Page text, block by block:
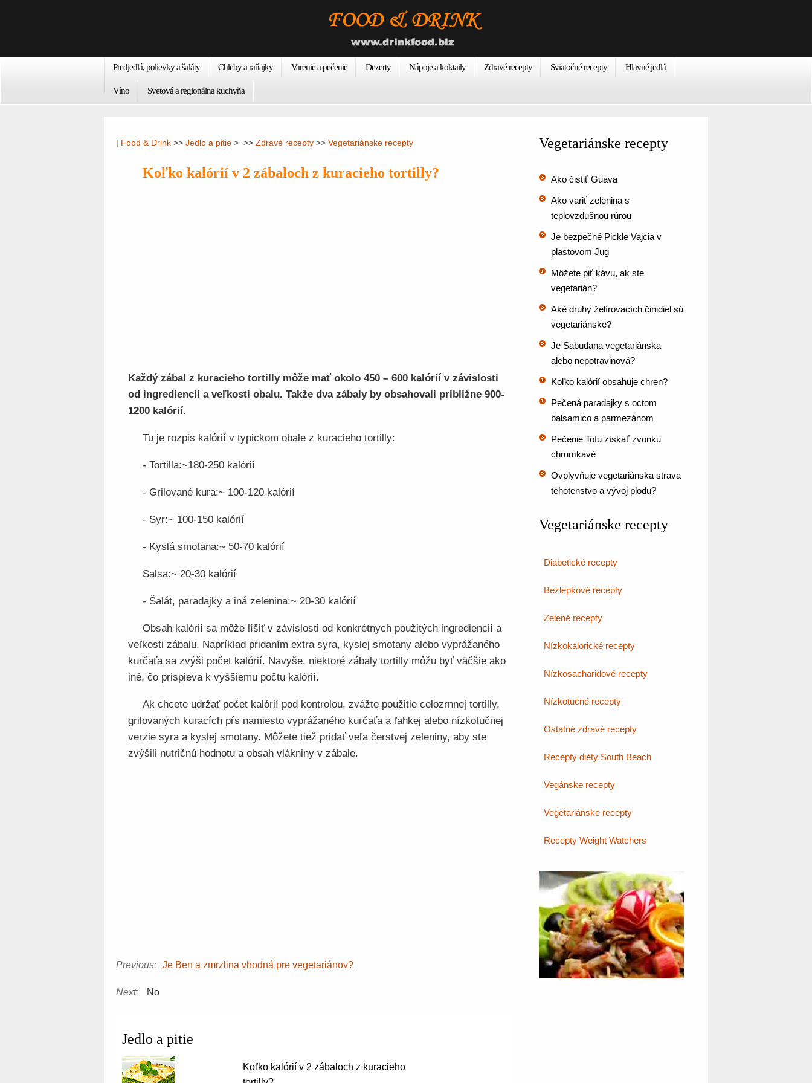
Predjedlá, polievky a šaláty Chleby a raňajky Varenie a pečenie Dezerty Nápoje a koktaily Zdravé recepty Sviatočné recepty Hlavné jedlá
Víno Svetová a regionálna kuchyňa
| Food & Drink >> Jedlo a pitie > >> Zdravé recepty >> Vegetariánske recepty
Koľko kalórií v 2 zábaloch z kuracieho tortilly?
Každý zábal z kuracieho tortilly môže mať okolo 450 – 600 kalórií v závislosti
od ingrediencií a veľkosti obalu. Takže dva zábaly by obsahovali približne 900-
1200 kalórií.
Tu je rozpis kalórií v typickom obale z kuracieho tortilly:
- Tortilla:~180-250 kalórií
- Grilované kura:~ 100-120 kalórií
- Syr:~ 100-150 kalórií
- Kyslá smotana:~ 50-70 kalórií
Salsa:~ 20-30 kalórií
- Šalát, paradajky a iná zelenina:~ 20-30 kalórií
Obsah kalórií sa môže líšiť v závislosti od konkrétnych použitých ingrediencií a
veľkosti zábalu. Napríklad pridaním extra syra, kyslej smotany alebo vyprážaného
kurčaťa sa zvýši počet kalórií. Navyše, niektoré zábaly tortilly môžu byť väčšie ako
iné, čo prispieva k vyššiemu počtu kalórií.
Ak chcete udržať počet kalórií pod kontrolou, zvážte použitie celozrnnej tortilly,
grilovaných kuracích pŕs namiesto vyprážaného kurčaťa a ľahkej alebo nízkotučnej
verzie syra a kyslej smotany. Môžete tiež pridať veľa čerstvej zeleniny, aby ste
zvýšili nutričnú hodnotu a obsah vlákniny v zábale.
Previous: Je Ben a zmrzlina vhodná pre vegetariánov?
Next: No
Jedlo a pitie
Koľko kalórií v 2 zábaloch z kuracieho
Vegetariánske recepty
Ako čistiť Guava
Ako variť zelenina s
teplovzdušnou rúrou
Je bezpečné Pickle Vajcia v
plastovom Jug
Môžete piť kávu, ak ste
vegetarián?
Aké druhy želírovacích činidiel sú
vegetariánske?
Je Sabudana vegetariánska
alebo nepotravinová?
Koľko kalórií obsahuje chren?
Pečená paradajky s octom
balsamico a parmezánom
Pečenie Tofu získať zvonku
chrumkavé
Ovplyvňuje vegetariánska strava
tehotenstvo a vývoj plodu?
Vegetariánske recepty
Diabetické recepty
Bezlepkové recepty
Zelené recepty
Nízkokalorické recepty
Nízkosacharidové recepty
Nízkotučné recepty
Ostatné zdravé recepty
Recepty diéty South Beach
Vegánske recepty
Vegetariánske recepty
Recepty Weight Watchers